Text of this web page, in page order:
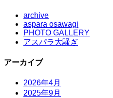
archive
aspara osawagi
PHOTO GALLERY
アスパラ大騒ぎ
アーカイブ
2026年4月
2025年9月